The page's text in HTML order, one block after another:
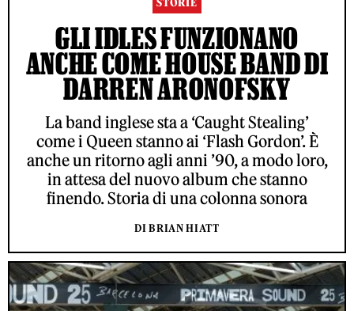
STORIE
GLI IDLES FUNZIONANO
ANCHE COME HOUSE BAND DI
DARREN ARONOFSKY
La band inglese sta a ‘Caught Stealing’
come i Queen stanno ai ‘Flash Gordon’. È
anche un ritorno agli anni ’90, a modo loro,
in attesa del nuovo album che stanno
finendo. Storia di una colonna sonora
DI BRIAN HIATT